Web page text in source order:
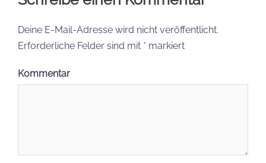
Deine E-Mail-Adresse wird nicht veröffentlicht.
Erforderliche Felder sind mit * markiert
Kommentar